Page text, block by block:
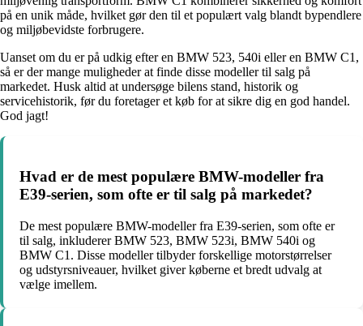
på en unik måde, hvilket gør den til et populært valg blandt bypendlere
og miljøbevidste forbrugere.
Uanset om du er på udkig efter en BMW 523, 540i eller en BMW C1,
så er der mange muligheder at finde disse modeller til salg på
markedet. Husk altid at undersøge bilens stand, historik og
servicehistorik, før du foretager et køb for at sikre dig en god handel.
God jagt!
Hvad er de mest populære BMW-modeller fra
E39-serien, som ofte er til salg på markedet?
De mest populære BMW-modeller fra E39-serien, som ofte er
til salg, inkluderer BMW 523, BMW 523i, BMW 540i og
BMW C1. Disse modeller tilbyder forskellige motorstørrelser
og udstyrsniveauer, hvilket giver køberne et bredt udvalg at
vælge imellem.